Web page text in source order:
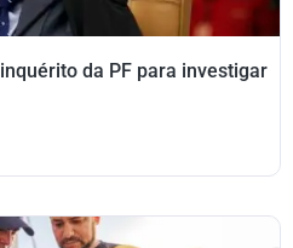
da PF para investigar